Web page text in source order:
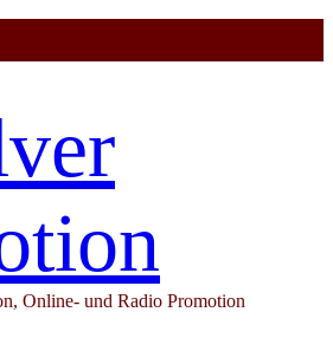
Online- und Radio Promotion